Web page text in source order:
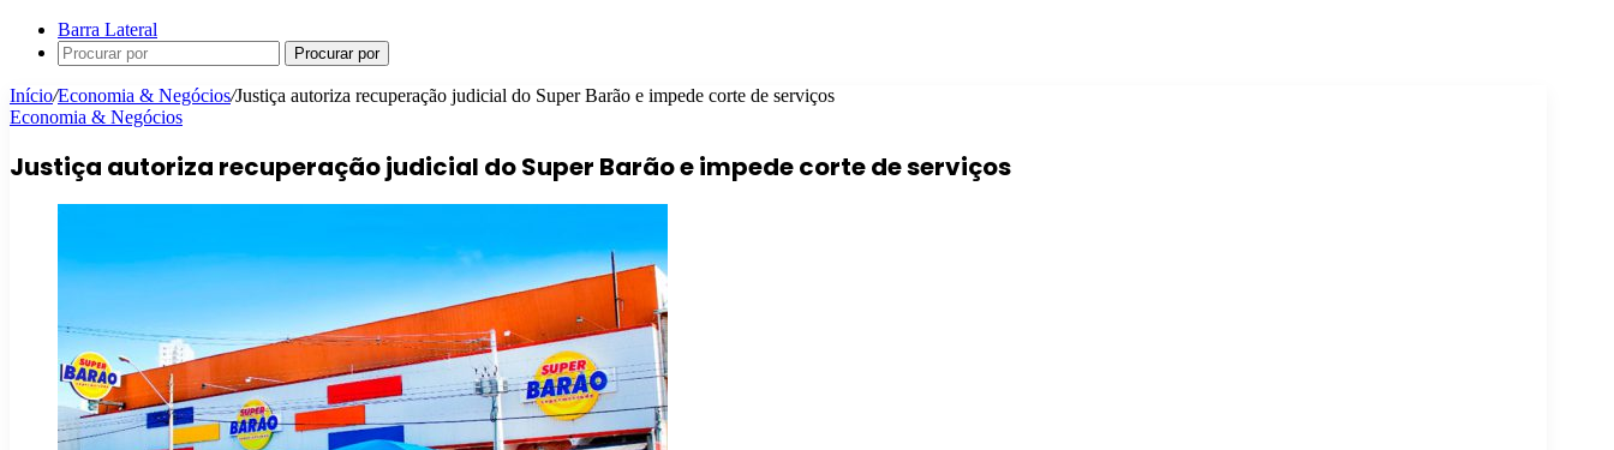
Barra Lateral
Procurar por
Início/Economia & Negócios/Justiça autoriza recuperação judicial do Super Barão e impede corte de serviços
Economia & Negócios
Justiça autoriza recuperação judicial do Super Barão e impede corte de serviços